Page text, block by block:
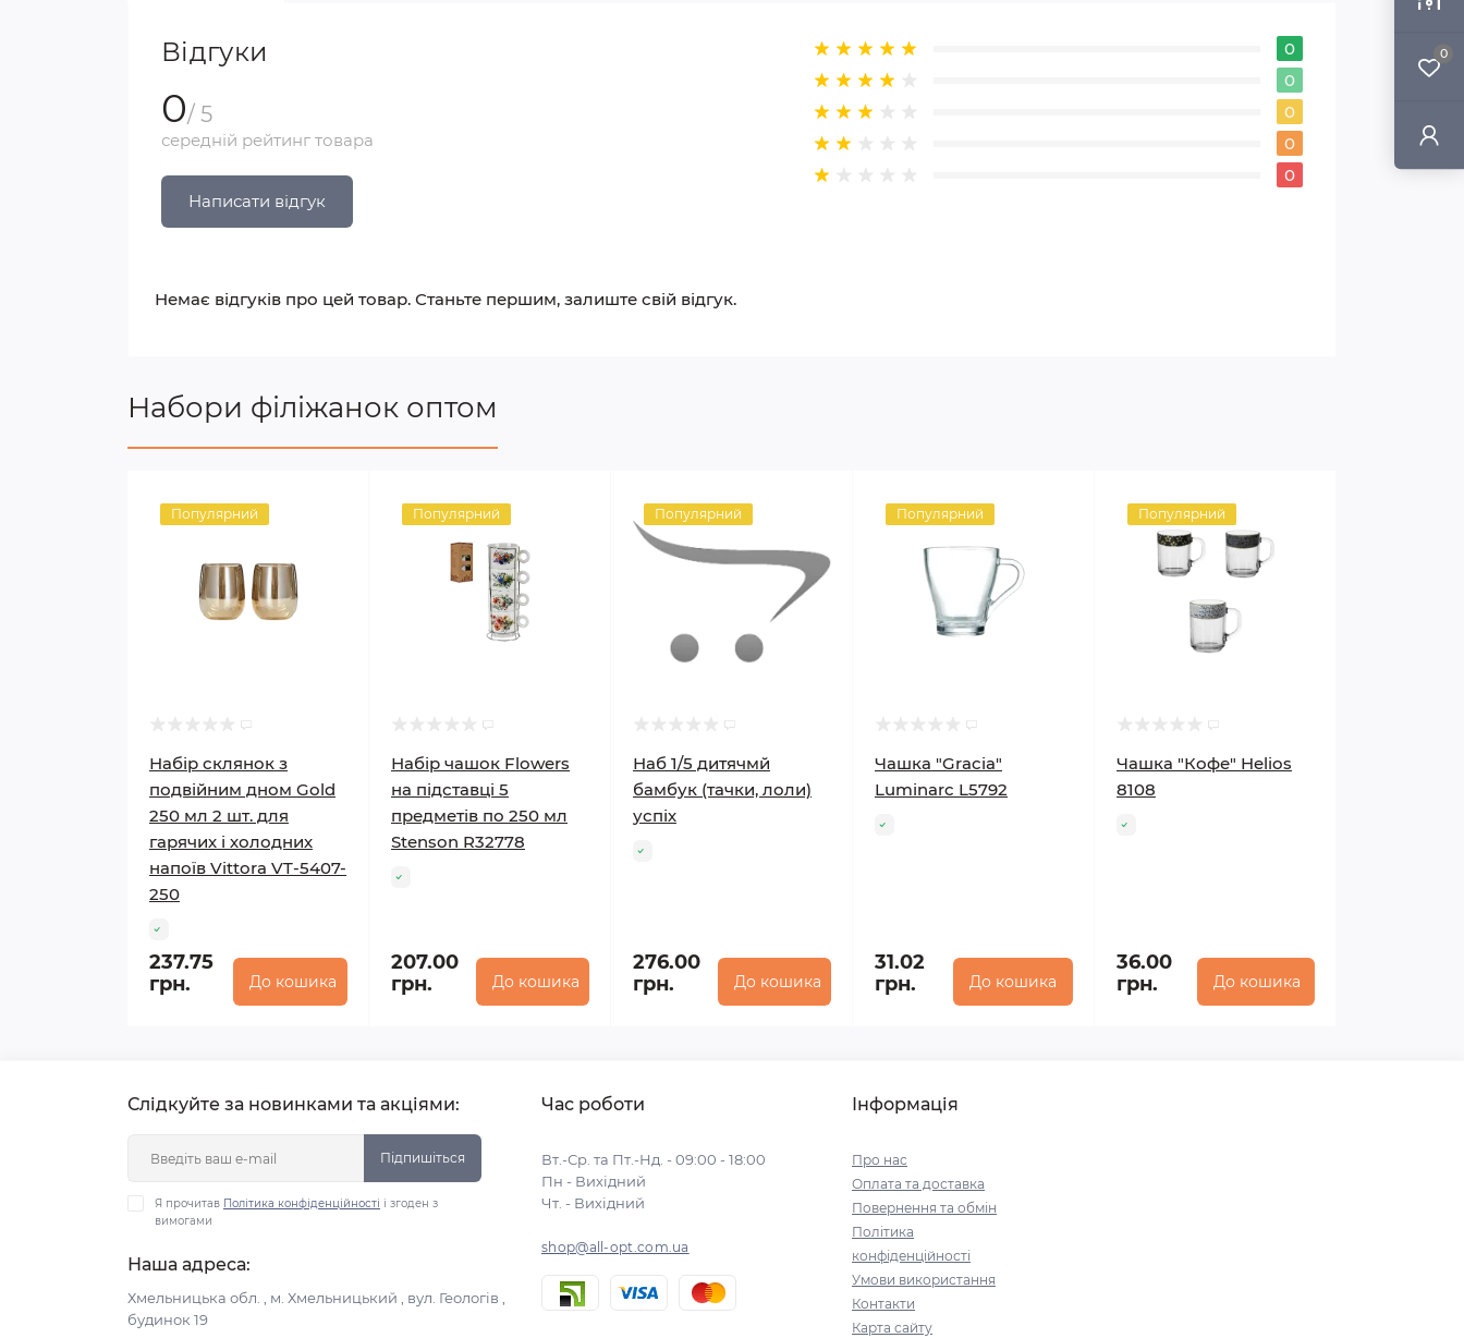
0
Відгуки
0/ 5
середній рейтинг товара
Написати відгук
0
0
0
0
0
Немає відгуків про цей товар. Станьте першим, залиште свій відгук.
Набори філіжанок оптом
Популярний
Набір склянок з
подвійним дном Gold
250 мл 2 шт. для
гарячих і холодних
напоїв Vittora VT-5407-
250
237.75
грн.
До кошика
Популярний
Набір чашок Flowers
на підставці 5
предметів по 250 мл
Stenson R32778
207.00
грн.
До кошика
Популярний
Наб 1/5 дитячмй
бамбук (тачки, лоли)
успіх
276.00
грн.
До кошика
Популярний
Чашка "Gracia"
Luminarc L5792
31.02
грн.
До кошика
Популярний
Чашка "Кофе" Helios
8108
36.00
грн.
До кошика
Слідкуйте за новинками та акціями:
Підпишіться
Я прочитав Політика конфіденційності і згоден з
вимогами
Наша адреса:
Хмельницька обл. , м. Хмельницький , вул. Геологів ,
будинок 19
Час роботи
Вт.-Ср. та Пт.-Нд. - 09:00 - 18:00
Пн - Вихідний
Чт. - Вихідний
shop@all-opt.com.ua
Інформація
Про нас
Оплата та доставка
Повернення та обмін
Політика
конфіденційності
Умови використання
Контакти
Карта сайту